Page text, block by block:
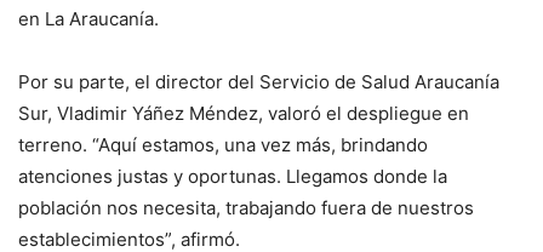
en La Araucanía.
Por su parte, el director del Servicio de Salud Araucanía
Sur, Vladimir Yáñez Méndez, valoró el despliegue en
terreno. “Aquí estamos, una vez más, brindando
atenciones justas y oportunas. Llegamos donde la
población nos necesita, trabajando fuera de nuestros
establecimientos”, afirmó.